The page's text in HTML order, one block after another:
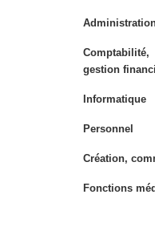
Comptabilité,
gestion
Informatique
Personnel
Création,
Fonctions